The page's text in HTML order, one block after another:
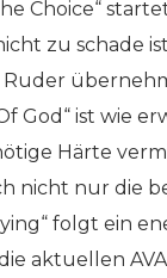
Choice“
zu schade
Ruder
God“ ist wie
Härte
nicht nur die
folgt ein
aktuellen